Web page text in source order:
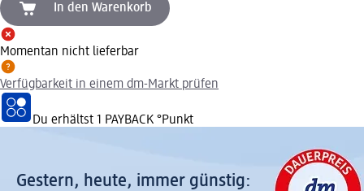
In den Warenkorb
Momentan nicht lieferbar
Verfügbarkeit in einem dm-Markt prüfen
Du erhältst 1 PAYBACK °Punkt
Gestern, heute, immer günstig: